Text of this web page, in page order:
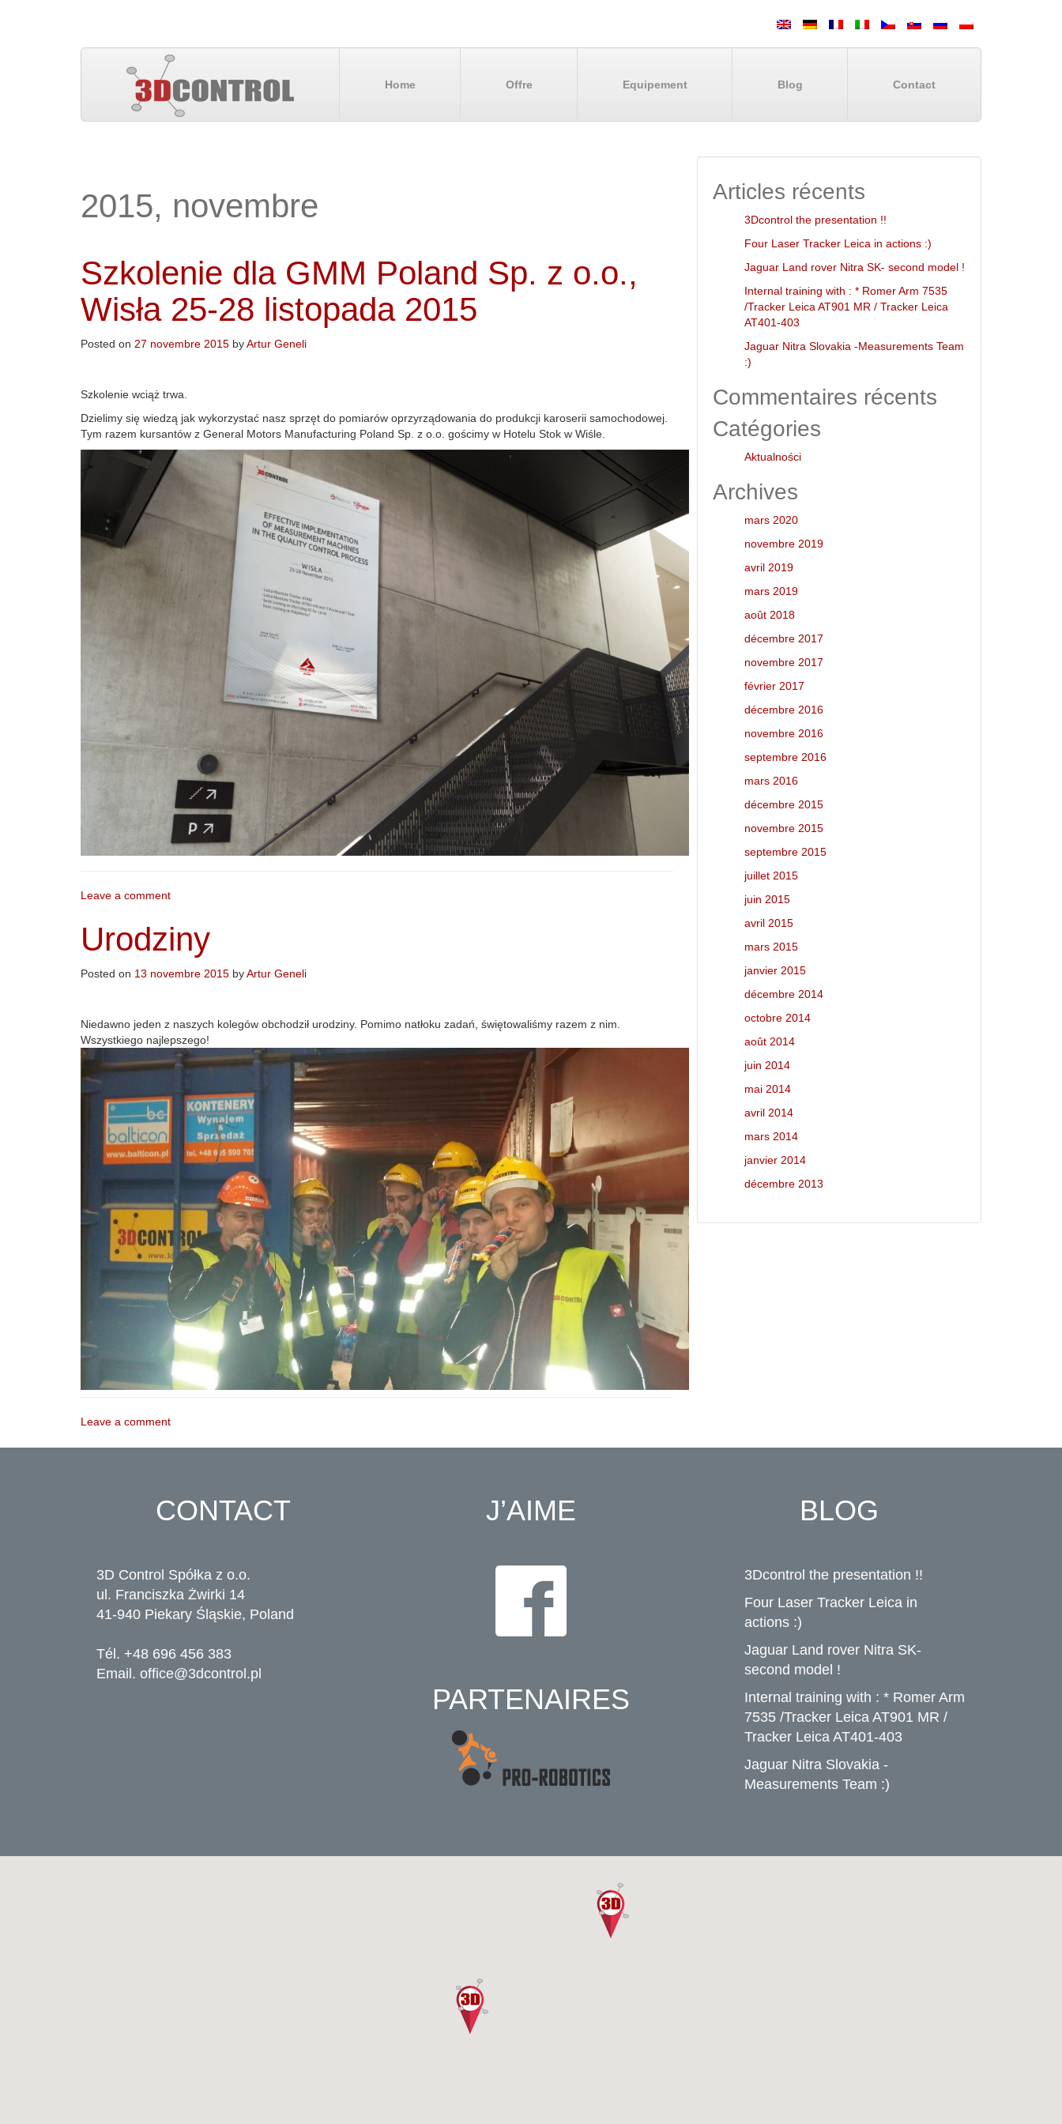
Home Offre Equipement Blog Contact
2015, novembre
Szkolenie dla GMM Poland Sp. z o.o.,
Wisła 25-28 listopada 2015
Posted on 27 novembre 2015 byArtur Geneli
Szkolenie wciąż trwa.
Dzielimy się wiedzą jak wykorzystać nasz sprzęt do pomiarów oprzyrządowania do produkcji karoserii samochodowej.
Tym razem kursantów z General Motors Manufacturing Poland Sp. z o.o. gościmy w Hotelu Stok w Wiśle.
Leave a comment
Urodziny
Posted on 13 novembre 2015 byArtur Geneli
Niedawno jeden z naszych kolegów obchodził urodziny. Pomimo natłoku zadań, świętowaliśmy razem z nim.
Wszystkiego najlepszego!
Leave a comment
Articles récents
3Dcontrol the presentation !!
Four Laser Tracker Leica in actions :)
Jaguar Land rover Nitra SK- second model !
Internal training with : * Romer Arm 7535
/Tracker Leica AT901 MR / Tracker Leica
AT401-403
Jaguar Nitra Slovakia -Measurements Team
:)
Commentaires récents
Catégories
Aktualności
Archives
mars 2020
novembre 2019
avril 2019
mars 2019
août 2018
décembre 2017
novembre 2017
février 2017
décembre 2016
novembre 2016
septembre 2016
mars 2016
décembre 2015
novembre 2015
septembre 2015
juillet 2015
juin 2015
avril 2015
mars 2015
janvier 2015
décembre 2014
octobre 2014
août 2014
juin 2014
mai 2014
avril 2014
mars 2014
janvier 2014
décembre 2013
CONTACT
3D Control Spółka z o.o.
ul. Franciszka Żwirki 14
41-940 Piekary Śląskie, Poland
Tél. +48 696 456 383
Email. office@3dcontrol.pl
J’AIME
PARTENAIRES
BLOG
3Dcontrol the presentation !!
Four Laser Tracker Leica in
actions :)
Jaguar Land rover Nitra SK-
second model !
Internal training with : * Romer Arm
7535 /Tracker Leica AT901 MR /
Tracker Leica AT401-403
Jaguar Nitra Slovakia -
Measurements Team :)